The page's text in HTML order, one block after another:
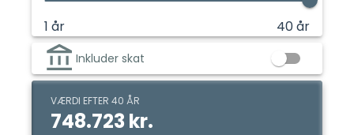
1 år 40år
Inkluder skat
VÆRDI EFTER 40 ÅR
748.723 kr.